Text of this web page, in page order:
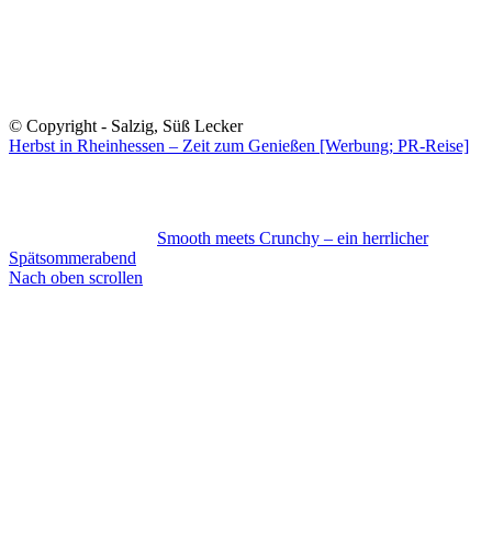
© Copyright - Salzig, Süß Lecker
Herbst in Rheinhessen – Zeit zum Genießen [Werbung; PR-Reise]
Smooth meets Crunchy – ein herrlicher
Spätsommerabend
Nach oben scrollen